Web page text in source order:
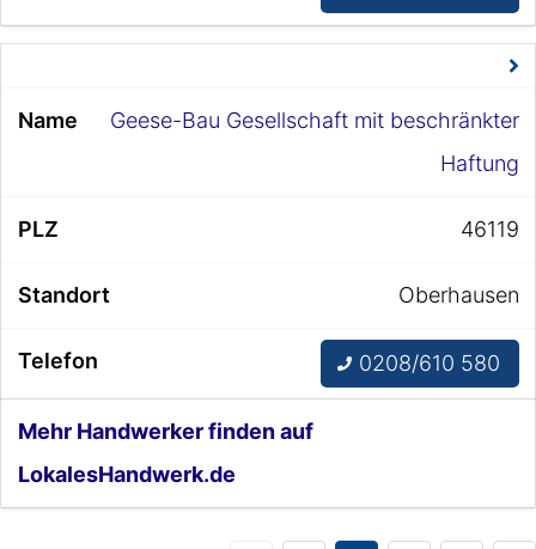
Geese-Bau Gesellschaft mit beschränkter
Haftung
46119
Oberhausen
0208/610 580
Mehr Handwerker finden auf
LokalesHandwerk.de